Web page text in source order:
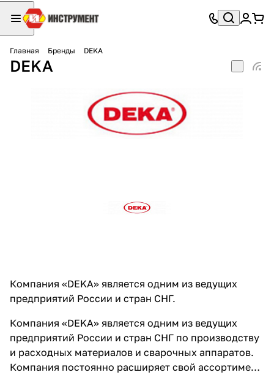
Главная Бренды DEKA
DEKA
Компания «DEKA» является одним из ведущих
предприятий России и стран СНГ.
Компания «DEKA» является одним из ведущих
предприятий России и стран СНГ по производству
и расходных материалов и сварочных аппаратов.
Компания постоянно расширяет свой ассортимент,